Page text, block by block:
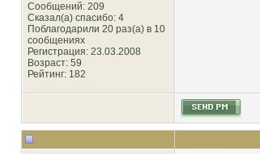
Сообщений: 209
Сказал(а) спасибо: 4
Поблагодарили 20 раз(а) в 10
сообщениях
Регистрация: 23.03.2008
Возраст: 59
Рейтинг: 182